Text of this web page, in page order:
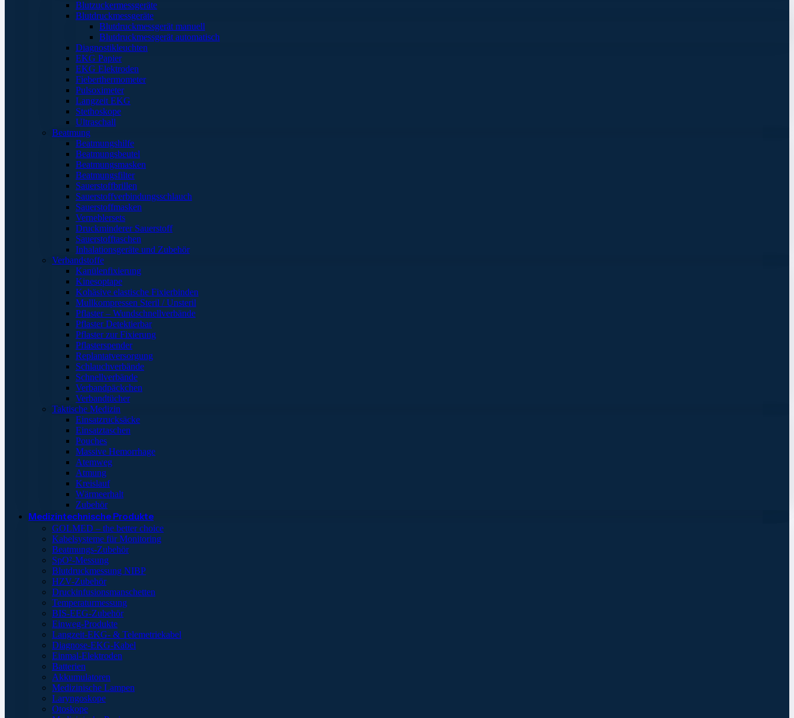
Blutzuckermessgeräte
Blutdruckmessgeräte
Blutdruckmessgerät manuell
Blutdruckmessgerät automatisch
Diagnostikleuchten
EKG Papier
EKG Elektroden
Fieberthermometer
Pulsoximeter
Langzeit EKG
Stethoskope
Ultraschall
Beatmung
Beatmungshilfe
Beatmungsbeutel
Beatmungsmasken
Beatmungsfilter
Sauerstoffbrillen
Sauerstoffverbindungsschlauch
Sauerstoffmasken
Verneblersets
Druckminderer Sauerstoff
Sauerstofftaschen
Inhalationsgeräte und Zubehör
Verbandstoffe
Kanülenfixierung
Kinesoptape
Kohäsive elastische Fixierbinden
Mullkompressen Steril / Unsteril
Pflaster – Wundschnellverbände
Pflaster Detektierbar
Pflaster zur Fixierung
Pflasterspender
Replantatversorgung
Schlauchverbände
Schnellverbände
Verbandpäckchen
Verbandtücher
Taktische Medizin
Einsatzrucksäcke
Einsatztaschen
Pouches
Massive Hemorrhage
Atemweg
Atmung
Kreislauf
Wärmeerhalt
Zubehör
Medizintechnische Produkte
GOLMED – the better choice
Kabelsysteme für Monitoring
Beatmungs-Zubehör
SpO²-Messung
Blutdruckmessung NIBP
HZV-Zubehör
Druckinfusionsmanschetten
Temperaturmessung
BIS-EEG-Zubehör
Einweg-Produkte
Langzeit-EKG- & Telemetriekabel
Diagnose-EKG-Kabel
Einmal-Elektroden
Batterien
Akkumulatoren
Medizinische Lampen
Laryngoskope
Otoskope